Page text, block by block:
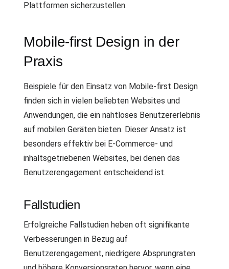
Plattformen sicherzustellen.
Mobile-first Design in der
Praxis
Beispiele für den Einsatz von Mobile-first Design
finden sich in vielen beliebten Websites und
Anwendungen, die ein nahtloses Benutzererlebnis
auf mobilen Geräten bieten. Dieser Ansatz ist
besonders effektiv bei E-Commerce- und
inhaltsgetriebenen Websites, bei denen das
Benutzerengagement entscheidend ist.
Fallstudien
Erfolgreiche Fallstudien heben oft signifikante
Verbesserungen in Bezug auf
Benutzerengagement, niedrigere Absprungraten